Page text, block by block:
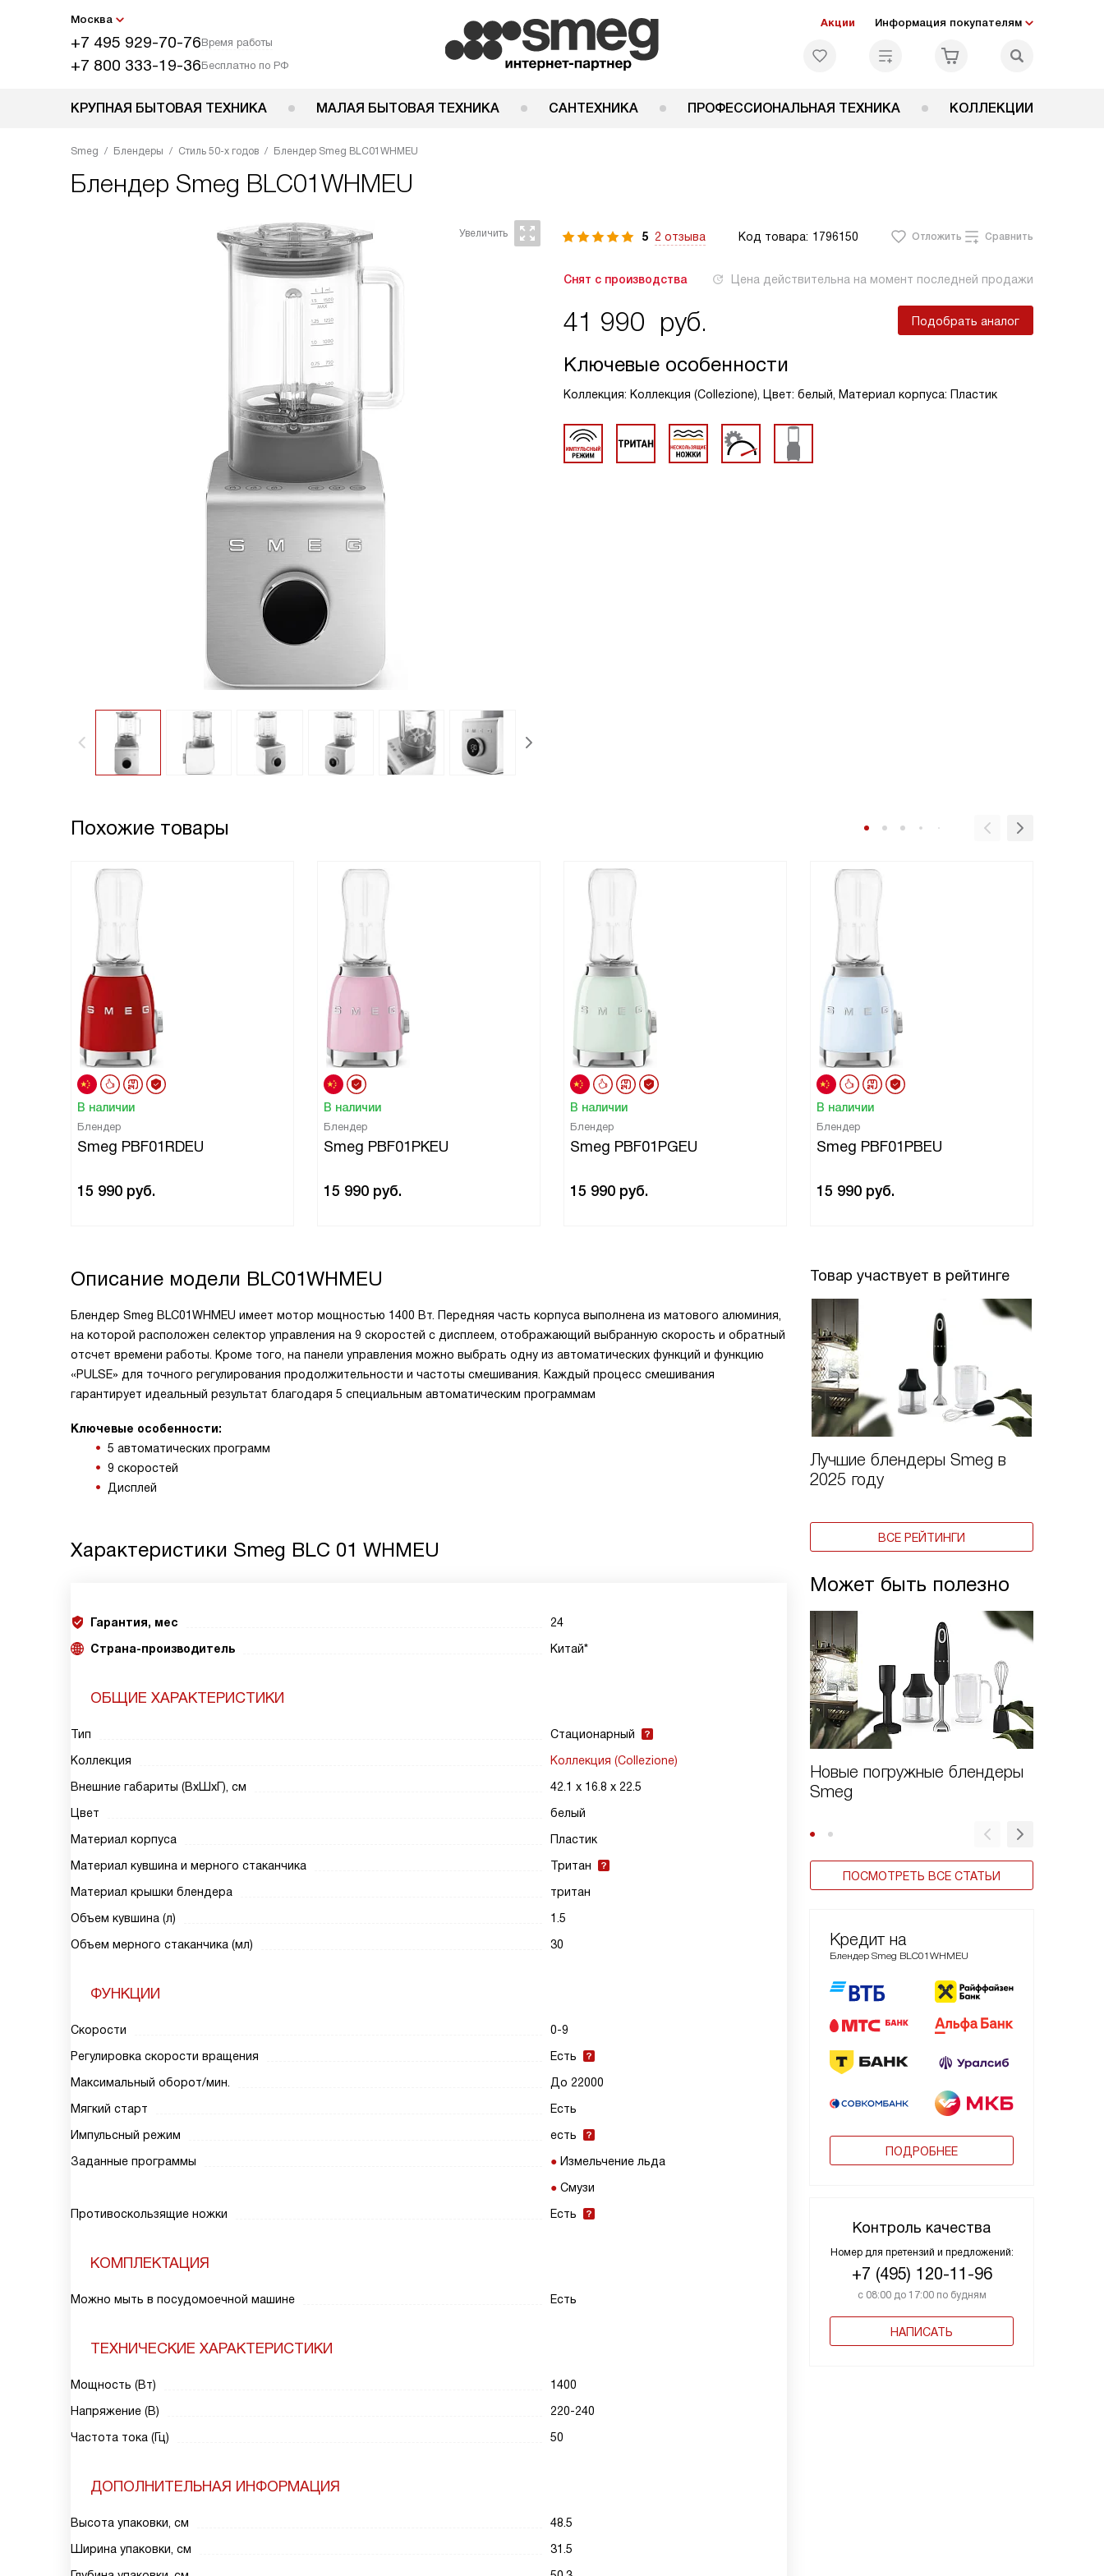
Москва
+7 495 929-70-76Время работы
+7 800 333-19-36Бесплатно по РФ
Акции Информация покупателям
КРУПНАЯ БЫТОВАЯ ТЕХНИКА МАЛАЯ БЫТОВАЯ ТЕХНИКА САНТЕХНИКА ПРОФЕССИОНАЛЬНАЯ ТЕХНИКА КОЛЛЕКЦИИ
Smeg Блендеры Стиль 50-х годов Блендер Smeg BLC01WHMEU
Блендер Smeg BLC01WHMEU
5 2 отзыва Код товара: 1796150 Отложить Сравнить
Снят с производства Цена действительна на момент последней продажи
41 990 руб. Подобрать аналог
Ключевые особенности
Коллекция: Коллекция (Collezione), Цвет: белый, Материал корпуса: Пластик
Похожие товары
В наличии
Блендер
Smeg PBF01RDEU
15 990 руб.
В наличии
Блендер
Smeg PBF01PKEU
15 990 руб.
В наличии
Блендер
Smeg PBF01PGEU
15 990 руб.
В наличии
Блендер
Smeg PBF01PBEU
15 990 руб.
Товар участвует в рейтинге
Лучшие блендеры Smeg в
2025 году
ВСЕ РЕЙТИНГИ
Может быть полезно
Новые погружные блендеры
Smeg
ПОСМОТРЕТЬ ВСЕ СТАТЬИ
Кредит на
Блендер Smeg BLC01WHMEU
ПОДРОБНЕЕ
Контроль качества
Номер для претензий и предложений:
+7 (495) 120-11-96
с 08:00 до 17:00 по будням
НАПИСАТЬ
Описание модели BLC01WHMEU
Блендер Smeg BLC01WHMEU имеет мотор мощностью 1400 Вт. Передняя часть корпуса выполнена из матового алюминия,
на которой расположен селектор управления на 9 скоростей с дисплеем, отображающий выбранную скорость и обратный
отсчет времени работы. Кроме того, на панели управления можно выбрать одну из автоматических функций и функцию
«PULSE» для точного регулирования продолжительности и частоты смешивания. Каждый процесс смешивания
гарантирует идеальный результат благодаря 5 специальным автоматическим программам
Ключевые особенности:
5 автоматических программ
9 скоростей
Дисплей
Характеристики Smeg BLC 01 WHMEU
Гарантия, мес
24
Страна-производитель
Китай*
ОБЩИЕ ХАРАКТЕРИСТИКИ
Тип
Стационарный
Коллекция
Коллекция (Collezione)
Внешние габариты (ВxШxГ), см
42.1 х 16.8 х 22.5
Цвет
белый
Материал корпуса
Пластик
Материал кувшина и мерного стаканчика
Тритан
Материал крышки блендера
тритан
Объем кувшина (л)
1.5
Объем мерного стаканчика (мл)
30
ФУНКЦИИ
Скорости
0-9
Регулировка скорости вращения
Есть
Максимальный оборот/мин.
До 22000
Мягкий старт
Есть
Импульсный режим
есть
Заданные программы
Измельчение льда
Смузи
Противоскользящие ножки
Есть
КОМПЛЕКТАЦИЯ
Можно мыть в посудомоечной машине Есть
ТЕХНИЧЕСКИЕ ХАРАКТЕРИСТИКИ
Мощность (Вт)
1400
Напряжение (В)
220-240
Частота тока (Гц)
50
ДОПОЛНИТЕЛЬНАЯ ИНФОРМАЦИЯ
Высота упаковки, см
48.5
Ширина упаковки, см
31.5